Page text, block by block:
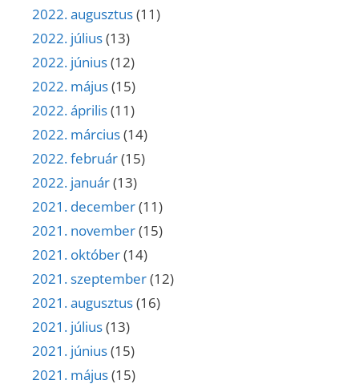
2022. augusztus(11)
2022. július(13)
2022. június(12)
2022. május(15)
2022. április(11)
2022. március(14)
2022. február(15)
2022. január(13)
2021. december(11)
2021. november(15)
2021. október(14)
2021. szeptember(12)
2021. augusztus(16)
2021. július(13)
2021. június(15)
2021. május(15)